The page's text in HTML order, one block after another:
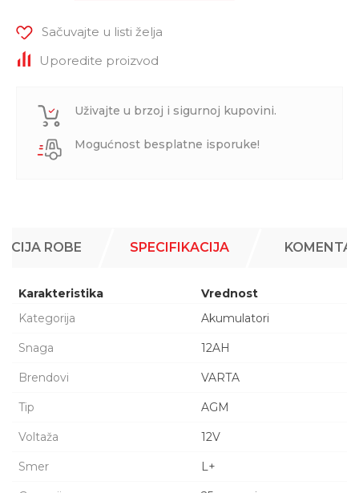
Sačuvajte u listi želja
Uporedite proizvod
Uživajte u brzoj i sigurnoj kupovini.
Mogućnost besplatne isporuke!
ROBE SPECIFIKACIJA
Karakteristika
Vrednost
Kategorija
Akumulatori
Snaga 12AH
Brendovi VARTA
Tip AGM
Voltaža 12V
Smer L+